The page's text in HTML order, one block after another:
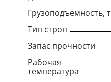
Грузоподъемность, т
Тип строп
Запас прочности
Рабочая
температура